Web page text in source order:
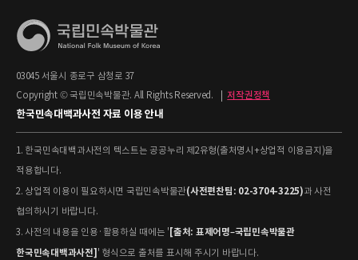
03045 서울시 종로구 삼청로 37
Copyright © 국립민속박물관. All Rights Reserved.
저작권정책
한국민속대백과사전 자료 이용 안내
1. 한국민속대백과사전의 텍스트는 공공누리 제2유형(출처명시+상업적 이용금지)을
적용합니다.
2. 상업적 이용이 필요하시면 국립민속박물관(사전편찬팀: 02-3704-3225)과 사전
협의하시기 바랍니다.
3. 사전의 내용을 인용·활용하실 때에는 ' [출처: 표제어명–국립민속박물관
한국민속대백과사전] ' 형식으로 출처를 표시해 주시기 바랍니다.